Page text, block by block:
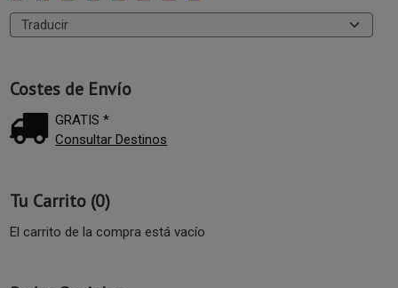
Costes de Envío
GRATIS *
Consultar Destinos
Tu Carrito (0)
El carrito de la compra está vacío